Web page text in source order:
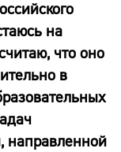
на
что оно
в
направленной